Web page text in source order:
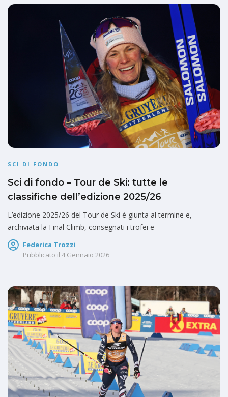
SCI DI FONDO
Sci di fondo – Tour de Ski: tutte le
classifiche dell’edizione 2025/26
L’edizione 2025/26 del Tour de Ski è giunta al termine e,
archiviata la Final Climb, consegnati i trofei e
Federica Trozzi
Pubblicato il 4 Gennaio 2026